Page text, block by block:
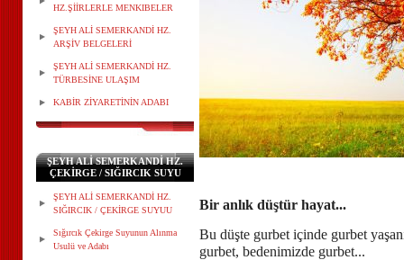
HZ.ŞİİRLERLE MENKIBELER
ŞEYH ALİ SEMERKANDİ HZ.
ARŞİV BELGELERİ
ŞEYH ALİ SEMERKANDİ HZ.
TÜRBESİNE ULAŞIM
KABİR ZİYARETİNİN ADABI
ŞEYH ALİ SEMERKANDİ HZ.
ÇEKİRGE / SIĞIRCIK SUYU
ŞEYH ALİ SEMERKANDİ HZ.
SIĞIRCIK / ÇEKİRGE SUYUU
Sığırcık Çekirge Suyunun Alınma
Usulü ve Adabı
Bir anlık düştür hayat...
Bu düşte gurbet içinde gurbet
gurbet, bedenimizde gurbet...